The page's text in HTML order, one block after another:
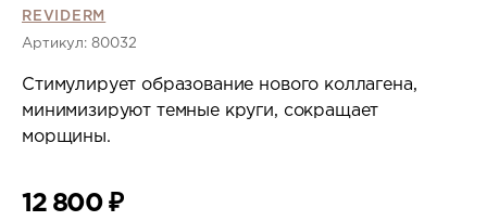
REVIDERM
Артикул: 80032
Стимулирует образование нового коллагена,
минимизируют темные круги, сокращает
морщины.
12 800 ₽